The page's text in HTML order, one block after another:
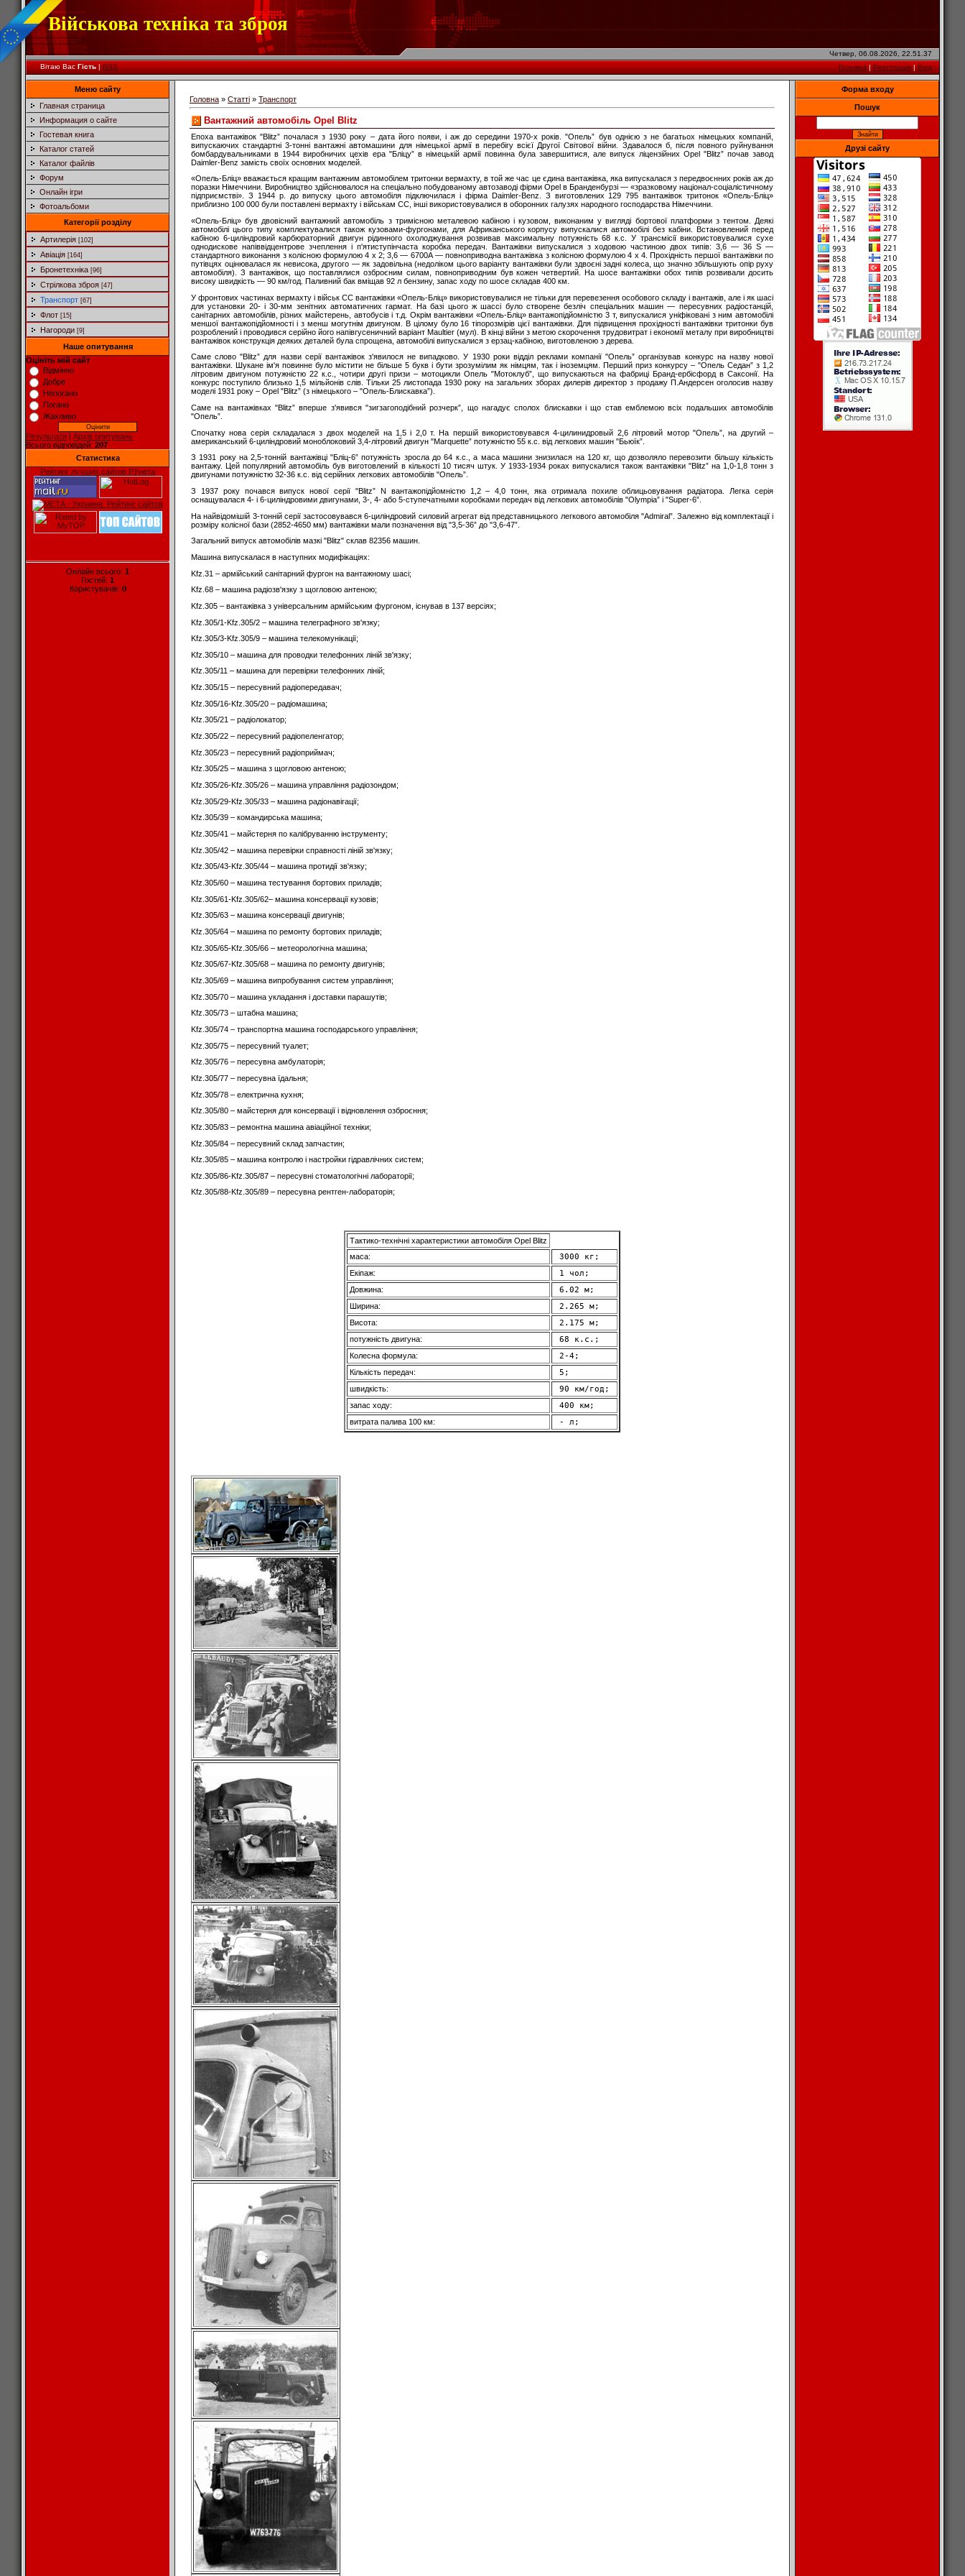
Військова техніка та зброя
Четвер, 06.08.2026, 22.51.37
Вітаю Вас Гість|RSS Головна|Реєстрація|Вхід
Меню сайту
Главная страница
Информация о сайте
Гостевая книга
Каталог статей
Каталог файлів
Форум
Онлайн ігри
Фотоальбоми
Категорії розділу
Артилерія [102]
Авіація [164]
Бронетехніка [96]
Стрілкова зброя [47]
Транспорт [67]
Флот [15]
Нагороди [9]
Наше опитування
Оцініть мій сайт
Відмінно
Добре
Непогано
Погано
Жахливо
Результати | Архів опитувань
Всього відповідей: 207
Статистика
Рейтинг лучших сайтов РУнета
Онлайн всього: 1
Гостей: 1
Користувачів: 0
Головна » Статті » Транспорт
Вантажний автомобіль Opel Blitz
Епоха вантажівок "Blitz” почалася з 1930 року – дата його появи, і аж до середини 1970-х років. "Опель” був однією з не багатьох німецьких компаній,
випускаючих стандартні 3-тонні вантажні автомашини для німецької армії в перебігу всієї Другої Світової війни. Здавалося б, після повного руйнування
бомбардувальниками в 1944 виробничих цехів ера "Бліцу” в німецькій армії повинна була завершитися, але випуск ліцензійних Opel "Blitz” почав завод
Daimler-Benz замість своїх основних моделей.
«Опель-Бліц» вважається кращим вантажним автомобілем тритонки вермахту, в той же час це єдина вантажівка, яка випускалася з передвоєнних років аж до
поразки Німеччини. Виробництво здійснювалося на спеціально побудованому автозаводі фірми Opel в Бранденбурзі — «зразковому націонал-соціалістичному
підприємстві». З 1944 р. до випуску цього автомобіля підключилася і фірма Daimler-Benz. З виготовлених 129 795 вантажівок тритонок «Опель-Бліц»
приблизно 100 000 були поставлені вермахту і військам СС, інші використовувалися в оборонних галузях народного господарства Німеччини.
«Опель-Бліц» був двовісний вантажний автомобіль з тримісною металевою кабіною і кузовом, виконаним у вигляді бортової платформи з тентом. Деякі
автомобілі цього типу комплектувалися також кузовами-фургонами, для Африканського корпусу випускалися автомобілі без кабіни. Встановлений перед
кабіною 6-циліндровий карбюраторний двигун рідинного охолоджування розвивав максимальну потужність 68 к.с. У трансмісії використовувалися сухе
однодискове напіввідцентрове зчеплення і п'ятиступінчаста коробка передач. Вантажівки випускалися з ходовою частиною двох типів: 3,6 — 36 S —
стандартного виконання з колісною формулою 4 х 2; 3,6 — 6700А — повноприводна вантажівка з колісною формулою 4 х 4. Прохідність першої вантажівки по
путівцях оцінювалася як невисока, другого — як задовільна (недоліком цього варіанту вантажівки були здвоєні задні колеса, що значно збільшують опір руху
автомобіля). З вантажівок, що поставлялися озброєним силам, повноприводним був кожен четвертий. На шосе вантажівки обох типів розвивали досить
високу швидкість — 90 км/год. Паливний бак вміщав 92 л бензину, запас ходу по шосе складав 400 км.
У фронтових частинах вермахту і військ СС вантажівки «Опель-Бліц» використовувалися не тільки для перевезення особового складу і вантажів, але і як шасі
для установки 20- і 30-мм зенітних автоматичних гармат. На базі цього ж шассі було створене безліч спеціальних машин — пересувних радіостанцій,
санітарних автомобілів, різних майстерень, автобусів і т.д. Окрім вантажівки «Опель-Бліц» вантажопідйомністю 3 т, випускалися уніфіковані з ним автомобілі
меншої вантажопідйомності і з менш могутнім двигуном. В цілому було 16 тіпорозмірів цієї вантажівки. Для підвищення прохідності вантажівки тритонки був
розроблений і проводився серійно його напівгусеничний варіант Maultier (мул). В кінці війни з метою скорочення трудовитрат і економії металу при виробництві
вантажівок конструкція деяких деталей була спрощена, автомобілі випускалися з ерзац-кабіною, виготовленою з дерева.
Саме слово "Blitz” для назви серії вантажівок з'явилося не випадково. У 1930 роки відділ реклами компанії "Опель” організував конкурс на назву нової
вантажівки. Шукане ім'я повинне було містити не більше 5 букв і бути зрозумілим як німцям, так і іноземцям. Перший приз конкурсу – "Опель Седан” з 1,2
літровим двигуном потужністю 22 к.с., чотири другі призи – мотоцикли Опель "Мотоклуб”, що випускаються на фабриці Бранд-ербісфорд в Саксонії. На
конкурс поступило близько 1,5 мільйонів слів. Тільки 25 листопада 1930 року на загальних зборах дилерів директор з продажу П.Андерсен оголосив назву
моделі 1931 року – Opel "Blitz” (з німецького – "Опель-Блискавка”).
Саме на вантажівках "Blitz” вперше з'явився "зигзагоподібний розчерк”, що нагадує сполох блискавки і що став емблемою всіх подальших автомобілів
"Опель”.
Спочатку нова серія складалася з двох моделей на 1,5 і 2,0 т. На першій використовувався 4-цилинидровый 2,6 літровий мотор "Опель”, на другий –
американський 6-циліндровий моноблоковий 3,4-літровий двигун "Marquette” потужністю 55 к.с. від легкових машин "Бьюїк”.
З 1931 року на 2,5-тонній вантажівці "Бліц-6” потужність зросла до 64 к.с., а маса машини знизилася на 120 кг, що дозволяло перевозити більшу кількість
вантажу. Цей популярний автомобіль був виготовлений в кількості 10 тисяч штук. У 1933-1934 роках випускалися також вантажівки "Blitz” на 1,0-1,8 тонн з
двигунами потужністю 32-36 к.с. від серійних легкових автомобілів "Опель”.
З 1937 року почався випуск нової серії "Blitz” N вантажопідйомністю 1,2 – 4,0 тонн, яка отримала похиле облицьовування радіатора. Легка серія
оснащувалася 4- і 6-циліндровими двигунами, 3-, 4- або 5-ступечатными коробками передач від легкових автомобілів "Olympia” і "Super-6”.
На найвідомішій 3-тонній серії застосовувався 6-циліндровий силовий агрегат від представницького легкового автомобіля "Admiral”. Залежно від комплектації і
розміру колісної бази (2852-4650 мм) вантажівки мали позначення від "3,5-36” до "3,6-47”.
Загальний випуск автомобілів мазкі "Blitz" склав 82356 машин.
Машина випускалася в наступних модифікаціях:
Kfz.31 – армійський санітарний фургон на вантажному шасі;
Kfz.68 – машина радіозв'язку з щогловою антеною;
Kfz.305 – вантажівка з універсальним армійським фургоном, існував в 137 версіях;
Kfz.305/1-Kfz.305/2 – машина телеграфного зв'язку;
Kfz.305/3-Kfz.305/9 – машина телекомунікації;
Kfz.305/10 – машина для проводки телефонних ліній зв'язку;
Kfz.305/11 – машина для перевірки телефонних ліній;
Kfz.305/15 – пересувний радіопередавач;
Kfz.305/16-Kfz.305/20 – радіомашина;
Kfz.305/21 – радіолокатор;
Kfz.305/22 – пересувний радіопеленгатор;
Kfz.305/23 – пересувний радіоприймач;
Kfz.305/25 – машина з щогловою антеною;
Kfz.305/26-Kfz.305/26 – машина управління радіозондом;
Kfz.305/29-Kfz.305/33 – машина радіонавігації;
Kfz.305/39 – командирська машина;
Kfz.305/41 – майстерня по калібруванню інструменту;
Kfz.305/42 – машина перевірки справності ліній зв'язку;
Kfz.305/43-Kfz.305/44 – машина протидії зв'язку;
Kfz.305/60 – машина тестування бортових приладів;
Kfz.305/61-Kfz.305/62– машина консервації кузовів;
Kfz.305/63 – машина консервації двигунів;
Kfz.305/64 – машина по ремонту бортових приладів;
Kfz.305/65-Kfz.305/66 – метеорологічна машина;
Kfz.305/67-Kfz.305/68 – машина по ремонту двигунів;
Kfz.305/69 – машина випробування систем управління;
Kfz.305/70 – машина укладання і доставки парашутів;
Kfz.305/73 – штабна машина;
Kfz.305/74 – транспортна машина господарського управління;
Kfz.305/75 – пересувний туалет;
Kfz.305/76 – пересувна амбулаторія;
Kfz.305/77 – пересувна їдальня;
Kfz.305/78 – електрична кухня;
Kfz.305/80 – майстерня для консервації і відновлення озброєння;
Kfz.305/83 – ремонтна машина авіаційної техніки;
Kfz.305/84 – пересувний склад запчастин;
Kfz.305/85 – машина контролю і настройки гідравлічних систем;
Kfz.305/86-Kfz.305/87 – пересувні стоматологічні лабораторії;
Kfz.305/88-Kfz.305/89 – пересувна рентген-лабораторія;
Тактико-технічні характеристики автомобіля Opel Blitz
маса:
3000 кг;
Екіпаж: 1 чол;
Довжина: 6.02 м;
Ширина: 2.265 м;
Висота: 2.175 м;
потужність двигуна: 68 к.с.;
Колесна формула: 2-4;
Кількість передач: 5;
швидкість: 90 км/год;
запас ходу: 400 км;
витрата палива 100 км: - л;
Форма входу
Пошук
Друзі сайту